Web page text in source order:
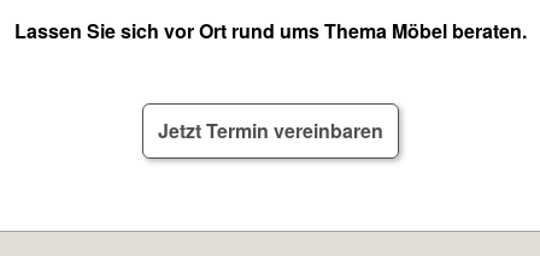
Lassen Sie sich vor Ort rund ums Thema Möbel beraten.
Jetzt Termin vereinbaren